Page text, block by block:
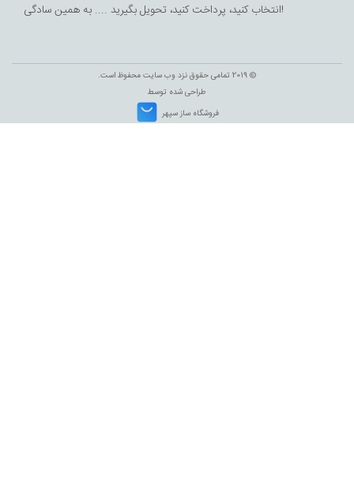
انتخاب کنید،‌ پرداخت کنید، تحویل بگیرید .... به همین سادگی!
© 2019 تمامی حقوق نزد وب سایت محفوظ است.
طراحی شده توسط
فروشگاه ساز سپهر